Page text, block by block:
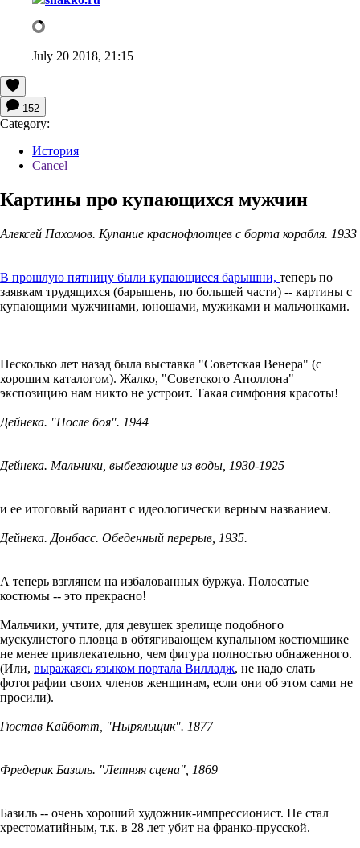
July 20 2018, 21:15
152
Category:
История
Cancel
Картины про купающихся мужчин
Алексей Пахомов. Купание краснофлотцев с борта корабля. 1933
В прошлую пятницу были купающиеся барышни, теперь по
заявкам трудящихся (барышень, по большей части) -- картины с
купающими мужчинами, юношами, мужиками и мальчонками.
Несколько лет назад была выставка "Советская Венера" (с
хорошим каталогом). Жалко, "Советского Аполлона"
экспозицию нам никто не устроит. Такая симфония красоты!
Дейнека. "После боя". 1944
Дейнека. Мальчики, выбегающие из воды, 1930-1925
и ее итоговый вариант с идеологически верным названием.
Дейнека. Донбасс. Обеденный перерыв, 1935.
А теперь взглянем на избалованных буржуа. Полосатые
костюмы -- это прекрасно!
Мальчики, учтите, для девушек зрелище подобного
мускулистого пловца в обтягивающем купальном костюмщике
не менее привлекательно, чем фигура полностью обнаженного.
(Или, выражаясь языком портала Вилладж, не надо слать
фотографии своих членов женщинам, если они об этом сами не
просили).
Гюстав Кайботт, "Ныряльщик". 1877
Фредерик Базиль. "Летняя сцена", 1869
Базиль -- очень хороший художник-импрессионист. Не стал
хрестоматийным, т.к. в 28 лет убит на франко-прусской.